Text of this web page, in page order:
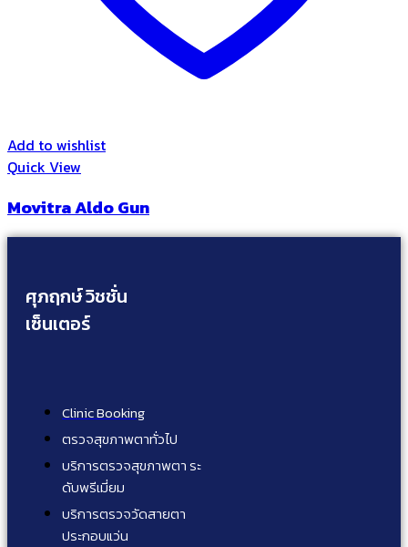
Add to wishlist
Quick View
Movitra Aldo Gun
ศุภฤกษ์ วิชชั่น
เซ็นเตอร์
Clinic Booking
ตรวจสุขภาพตาทั่วไป
บริการตรวจสุขภาพตา ระ
ดับพรีเมี่ยม
บริการตรวจวัดสายตา
ประกอบแว่น